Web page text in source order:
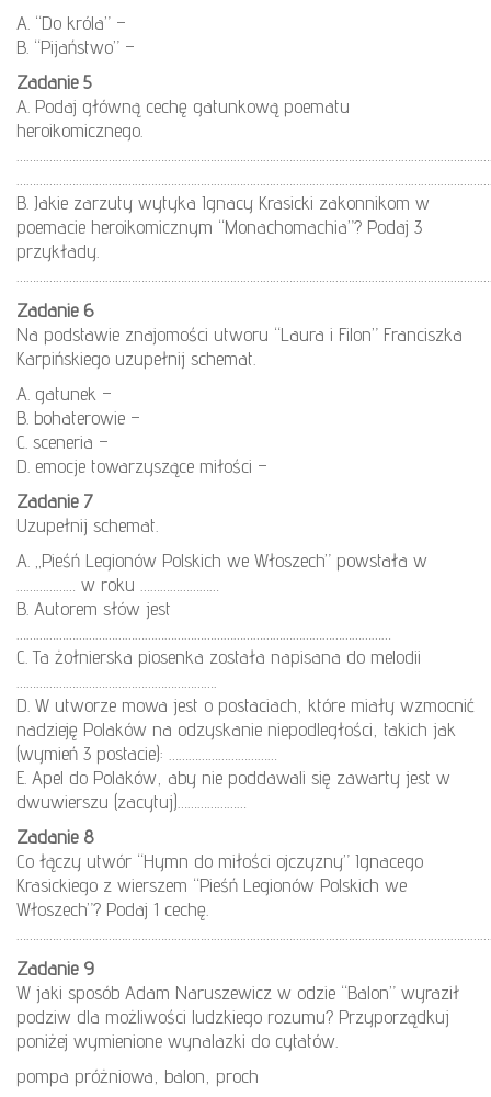
A. “Do króla” –
B. “Pijaństwo” –
Zadanie 5
A. Podaj główną cechę gatunkową poematu
heroikomicznego.
B. Jakie zarzuty wytyka Ignacy Krasicki zakonnikom w
poemacie heroikomicznym “Monachomachia”? Podaj 3
przykłady.
Zadanie 6
Na podstawie znajomości utworu “Laura i Filon” Franciszka
Karpińskiego uzupełnij schemat.
A. gatunek –
B. bohaterowie –
C. sceneria –
D. emocje towarzyszące miłości –
Zadanie 7
Uzupełnij schemat.
A. „Pieśń Legionów Polskich we Włoszech” powstała w
……………… w roku ……………………
B. Autorem słów jest
C. Ta żołnierska piosenka została napisana do melodii
D. W utworze mowa jest o postaciach, które miały wzmocnić
nadzieję Polaków na odzyskanie niepodległości, takich jak
(wymień 3 postacie): ……………………………
E. Apel do Polaków, aby nie poddawali się zawarty jest w
dwuwierszu (zacytuj)…………………
Zadanie 8
Co łączy utwór “Hymn do miłości ojczyzny” Ignacego
Krasickiego z wierszem “Pieśń Legionów Polskich we
Włoszech”? Podaj 1 cechę.
Zadanie 9
W jaki sposób Adam Naruszewicz w odzie “Balon” wyraził
podziw dla możliwości ludzkiego rozumu? Przyporządkuj
poniżej wymienione wynalazki do cytatów.
pompa próżniowa, balon, proch